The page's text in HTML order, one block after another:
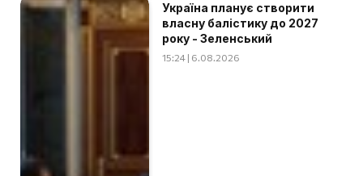
Україна планує створити
власну балістику до 2027
року - Зеленський
15:24 | 6.08.2026